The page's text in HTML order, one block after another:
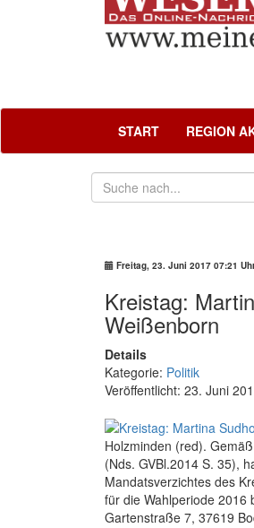
START REGION
Freitag, 23. Juni 2017 07:21
Kreistag:
Weißenborn
Details
Kategorie: Politik
Veröffentlicht: 23. Juni
Holzminden (red).
(Nds. GVBl.2014 S. 35),
Mandatsverzichtes des
für die Wahlperiode 2016
Gartenstraße 7, 37619